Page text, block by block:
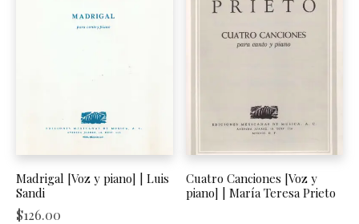
Madrigal [Voz y piano] | Luis
Sandi
$126.00
Cuatro Canciones [Voz y
piano] | María Teresa Prieto